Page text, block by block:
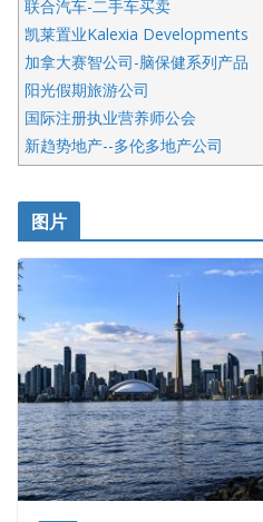
联合汽车-二手车买卖
凯莱置业Kalexia Developments
加拿大赛智公司-脑保健系列产品
阳光假期旅游公司
国际注册执业营养师公会
新趋势地产--多伦多地产公司
呱呱电器
开明车行KS CAR SALES & SERVICE
健健宝公司
皇后金融集团
正点印艺设计
图片